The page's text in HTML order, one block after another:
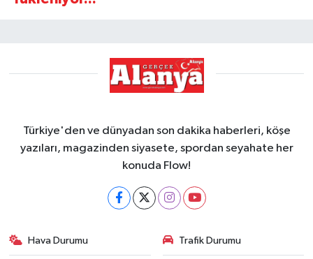
Türkiye'den ve dünyadan son dakika haberleri, köşe
yazıları, magazinden siyasete, spordan seyahate her
konuda Flow!
Hava Durumu Trafik Durumu